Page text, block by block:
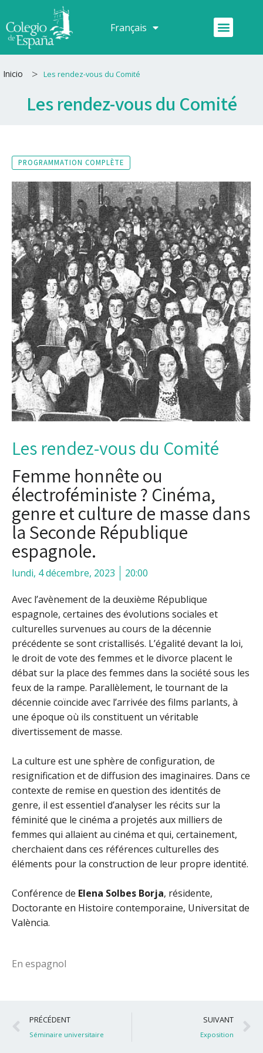
au
contenu
Français
Español Menu
Inicio > Les rendez-vous du Comité
Les rendez-vous du Comité
PROGRAMMATION COMPLÈTE
Les rendez-vous du Comité
Femme honnête ou
électroféministe ? Cinéma,
genre et culture de masse dans
la Seconde République
espagnole.
lundi, 4 décembre, 2023 20:00
Avec l’avènement de la deuxième République
espagnole, certaines des évolutions sociales et
culturelles survenues au cours de la décennie
précédente se sont cristallisés. L’égalité devant la loi,
le droit de vote des femmes et le divorce placent le
débat sur la place des femmes dans la société sous les
feux de la rampe. Parallèlement, le tournant de la
décennie coïncide avec l’arrivée des films parlants, à
une époque où ils constituent un véritable
divertissement de masse.
La culture est une sphère de configuration, de
resignification et de diffusion des imaginaires. Dans ce
contexte de remise en question des identités de
genre, il est essentiel d’analyser les récits sur la
féminité que le cinéma a projetés aux milliers de
femmes qui allaient au cinéma et qui, certainement,
cherchaient dans ces références culturelles des
éléments pour la construction de leur propre identité.
Conférence de Elena Solbes Borja, résidente,
Doctorante en Histoire contemporaine, Universitat de
València.
En espagnol
Précédent
PRÉCÉDENT
Séminaire universitaire
SUIVANT
Exposition